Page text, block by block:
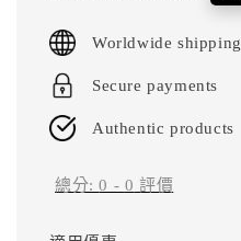
Worldwide shipping
Secure payments
Authentic products
總分:0 - 0 評價